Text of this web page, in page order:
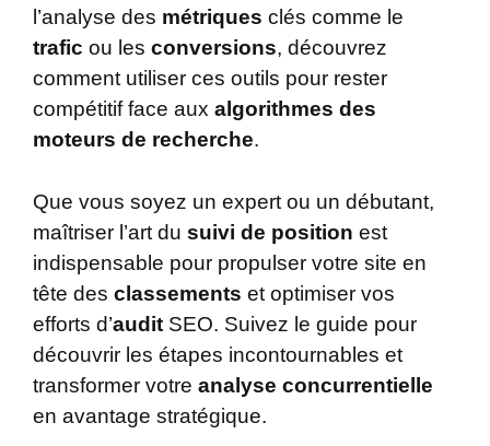
l’analyse des métriques clés comme le
trafic ou les conversions, découvrez
comment utiliser ces outils pour rester
compétitif face aux algorithmes des
moteurs de recherche.
Que vous soyez un expert ou un débutant,
maîtriser l’art du suivi de position est
indispensable pour propulser votre site en
tête des classements et optimiser vos
efforts d’audit SEO. Suivez le guide pour
découvrir les étapes incontournables et
transformer votre analyse concurrentielle
en avantage stratégique.